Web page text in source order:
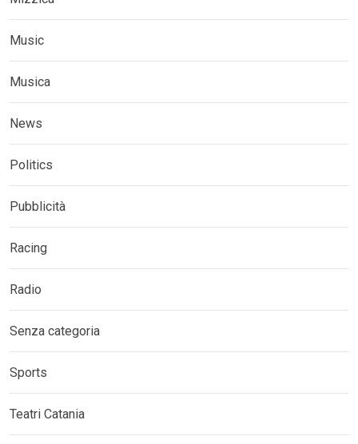
Music
Musica
News
Politics
Pubblicità
Racing
Radio
Senza categoria
Sports
Teatri Catania